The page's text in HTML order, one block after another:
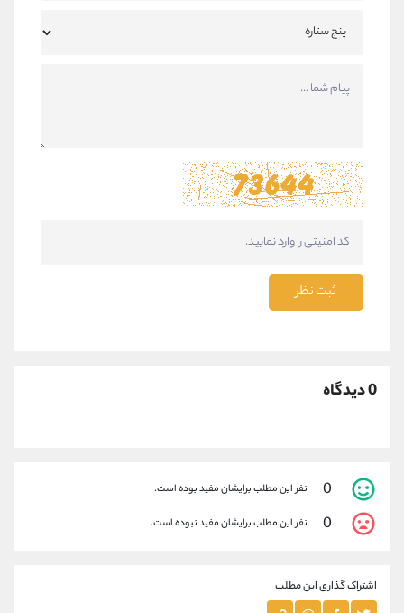
ثبت نظر
0 دیدگاه
0 نفر این مطلب برایشان مفید بوده است.
0 نفر این مطلب برایشان مفید نبوده است.
اشتراک گذاری این مطلب